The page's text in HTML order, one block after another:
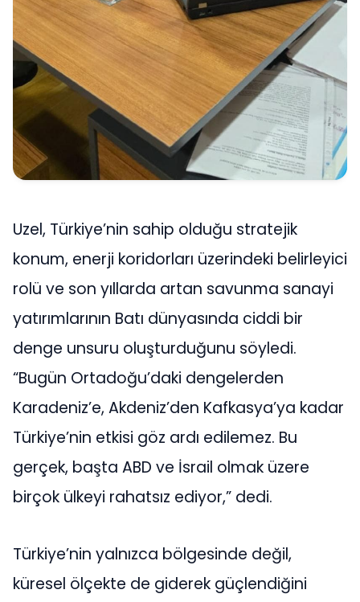
Uzel, Türkiye’nin sahip olduğu stratejik
konum, enerji koridorları üzerindeki belirleyici
rolü ve son yıllarda artan savunma sanayi
yatırımlarının Batı dünyasında ciddi bir
denge unsuru oluşturduğunu söyledi.
“Bugün Ortadoğu’daki dengelerden
Karadeniz’e, Akdeniz’den Kafkasya’ya kadar
Türkiye’nin etkisi göz ardı edilemez. Bu
gerçek, başta ABD ve İsrail olmak üzere
birçok ülkeyi rahatsız ediyor,” dedi.
Türkiye’nin yalnızca bölgesinde değil,
küresel ölçekte de giderek güçlendiğini